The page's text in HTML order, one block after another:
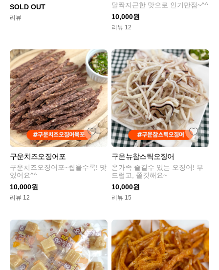
SOLD OUT
리뷰
달짝지근한 맛으로 인기만점~^^
10,000원
리뷰 12
구운치즈오징어포
구운치즈오징어포~씹을수록! 맛
있어요^^
10,000원
리뷰 12
구운뉴참스틱오징어
온가족 즐길수 있는 오징어! 부
드럽고, 쫄깃해요~
10,000원
리뷰 15